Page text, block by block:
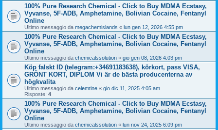
100% Pure Research Chemical - Click to Buy MDMA Ecstasy,
Vyvanse, 5F-ADB, Amphetamine, Bolivian Cocaine, Fentanyl
Online
Ultimo messaggio da megachemislands « lun gen 12, 2026 4:55 pm
100% Pure Research Chemical - Click to Buy MDMA Ecstasy,
Vyvanse, 5F-ADB, Amphetamine, Bolivian Cocaine, Fentanyl
Online
Ultimo messaggio da chemicalssolution « gio gen 08, 2026 4:03 pm
Köp falskt ID (telegram:+34691183638), körkort, pass VISA,
GRÖNT KORT, DIPLOM Vi är de bästa producenterna av
högkvalita
Ultimo messaggio da celemtine « gio dic 11, 2025 4:05 am
Risposte: 4
100% Pure Research Chemical - Click to Buy MDMA Ecstasy,
Vyvanse, 5F-ADB, Amphetamine, Bolivian Cocaine, Fentanyl
Online
Ultimo messaggio da chemicalssolution « lun nov 24, 2025 6:09 pm